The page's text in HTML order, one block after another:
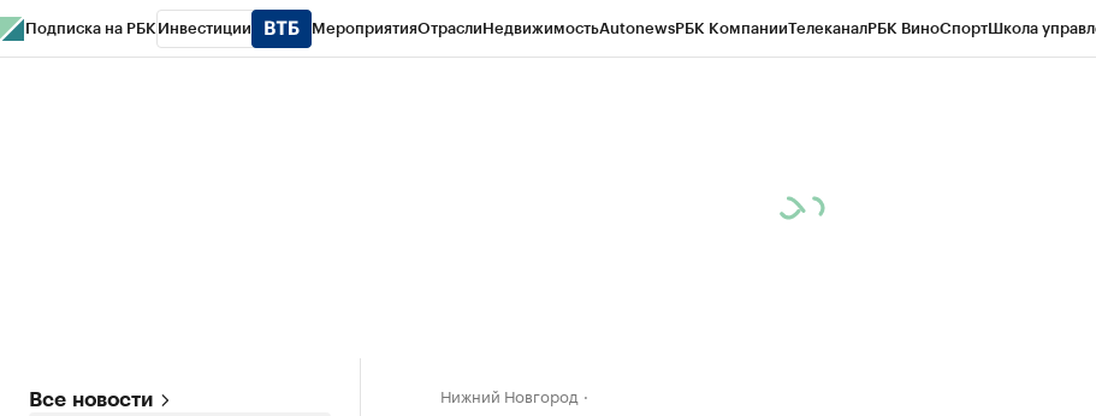
Подписка на РБК Инвестиции МероприятияОтраслиНедвижимостьAutonewsРБК КомпанииТелеканалРБК ВиноСпортШкола
Все новости Нижний Новгород